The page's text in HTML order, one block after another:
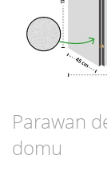
Parawan
domu